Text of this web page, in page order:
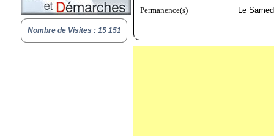
Nombre de Visites : 15 151
Permanence(s) Le